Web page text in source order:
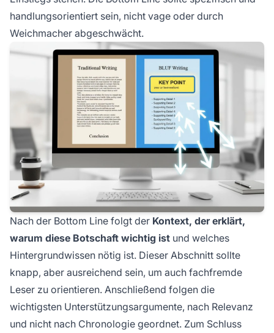
handlungsorientiert sein, nicht vage oder durch
Weichmacher abgeschwächt.
Nach der Bottom Line folgt der Kontext, der erklärt,
warum diese Botschaft wichtig ist und welches
Hintergrundwissen nötig ist. Dieser Abschnitt sollte
knapp, aber ausreichend sein, um auch fachfremde
Leser zu orientieren. Anschließend folgen die
wichtigsten Unterstützungsargumente, nach Relevanz
und nicht nach Chronologie geordnet. Zum Schluss